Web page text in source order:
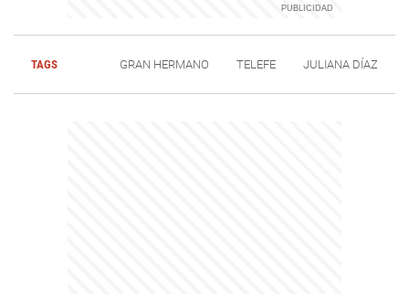
TAGS GRAN HERMANO TELEFE JULIANA DÍAZ